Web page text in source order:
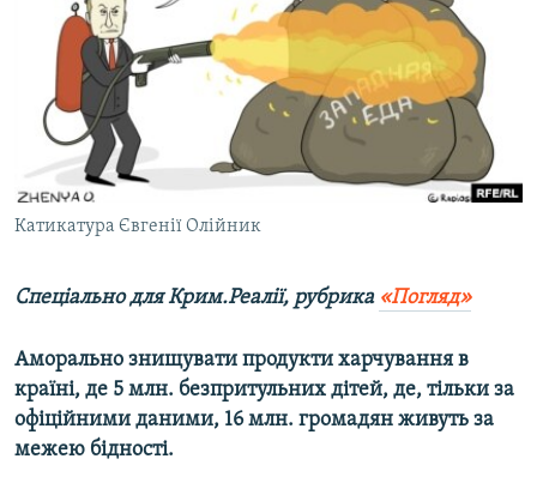
СПЕЦПРОЕКТИ
ДЕПОРТАЦІЯ
ВІДЕОУРОКИ «ELIFBE»
СВІДЧЕННЯ ОКУПАЦІЇ
УКРАЇНСЬКА ПРОБЛЕМА КРИМУ
ІНФОГРАФІКА
ЯК ОБІЙТИ БЛОКУВАННЯ
Русский
Qırımtatar
ДОЛУЧАЙСЯ!
Катикатура Євгенії Олійник
Спеціально для Крим.Реалії, рубрика «Погляд»
Аморально знищувати продукти харчування в
країні, де 5 млн. безпритульних дітей, де, тільки за
офіційними даними, 16 млн. громадян живуть за
межею бідності.